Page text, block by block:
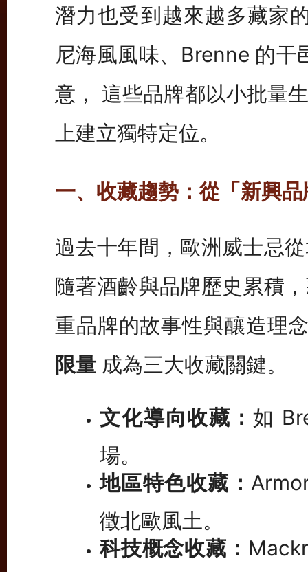
潛力也受到越來越多藏家
尼海風風味、Brenne 的
意， 這些品牌都以小批量
上建立獨特定位。
一、收藏趨勢：從「新興
過去十年間，歐洲威士忌
隨著酒齡與品牌歷史累積
重品牌的故事性與釀造理
限量 成為三大收藏關鍵。
文化導向收藏： 如
場。
地區特色收藏：
徵北歐風土。
科技概念收藏：